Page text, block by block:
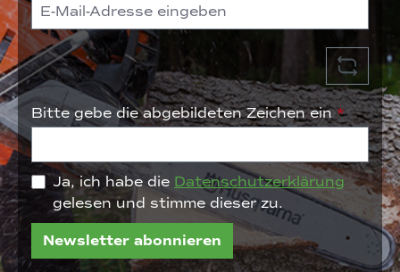
Bitte gebe die abgebildeten Zeichen ein*
Ja, ich habe die Datenschutzerklärung
gelesen und stimme dieser zu.
Newsletter abonnieren